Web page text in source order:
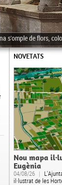
s'omple de flors,
NOVETATS
Nou mapa
Eugènia
04/08/26 |
il·lustrat de les